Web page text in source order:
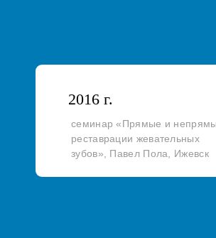
2016 г.
семинар «Прямые и
реставрации жевательных
зубов», Павел Пола, Ижевск